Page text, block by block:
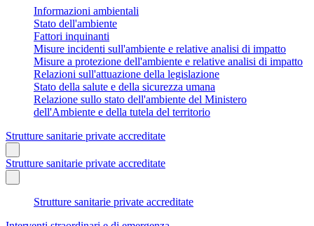
Informazioni ambientali
Stato dell'ambiente
Fattori inquinanti
Misure incidenti sull'ambiente e relative analisi di impatto
Misure a protezione dell'ambiente e relative analisi di impatto
Relazioni sull'attuazione della legislazione
Stato della salute e della sicurezza umana
Relazione sullo stato dell'ambiente del Ministero
dell'Ambiente e della tutela del territorio
Strutture sanitarie private accreditate
Strutture sanitarie private accreditate
Strutture sanitarie private accreditate